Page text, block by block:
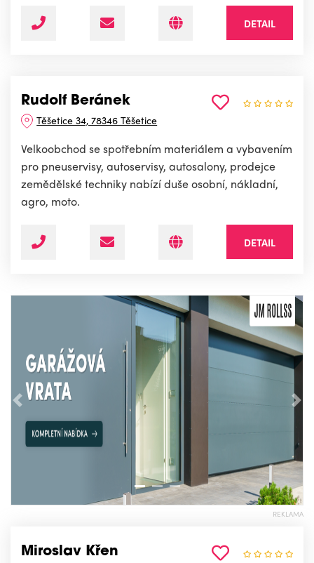
DETAIL
Rudolf Beránek
Těšetice 34, 78346 Těšetice
Velkoobchod se spotřebním materiálem a vybavením
pro pneuservisy, autoservisy, autosalony, prodejce
zemědělské techniky nabízí duše osobní, nákladní,
agro, moto.
DETAIL
Předchozí
REKLAMA
Miroslav Křen